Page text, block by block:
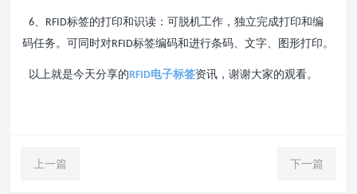
6、 RFID标签的打印和识读：可脱机工作，独立完成打印和编
码任务。可同时对RFID标签编码和进行条码、文字、图形打印。
以上就是今天分享的RFID电子标签资讯，谢谢大家的观看。
上一篇 下一篇